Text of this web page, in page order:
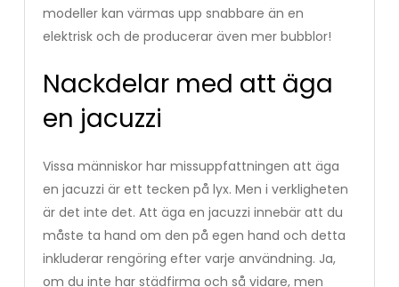
modeller kan värmas upp snabbare än en
elektrisk och de producerar även mer bubblor!
Nackdelar med att äga
en jacuzzi
Vissa människor har missuppfattningen att äga
en jacuzzi är ett tecken på lyx. Men i verkligheten
är det inte det. Att äga en jacuzzi innebär att du
måste ta hand om den på egen hand och detta
inkluderar rengöring efter varje användning. Ja,
om du inte har städfirma och så vidare, men